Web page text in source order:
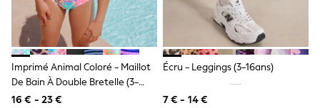
Shoes
All Underwear
Nighties
Pyjamas
Robes
Socks & Tights
All Bags & Accessories
Bags
Imprimé Animal Coloré - Maillot
De Bain À Double Bretelle (3-
16yrs)
16 € - 23 €
Écru - Leggings (3-16ans)
7 € - 14 €